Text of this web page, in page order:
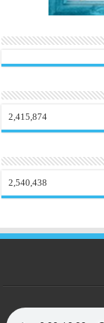
2,415,874
2,540,438